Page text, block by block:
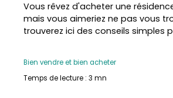
Vous rêvez d'acheter une
mais vous aimeriez ne pas vous
trouverez ici des conseils simples
Bien vendre et bien acheter
Temps de lecture : 3 mn